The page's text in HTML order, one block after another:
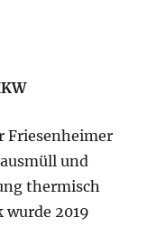
Friesenheimer
und
thermisch
2019